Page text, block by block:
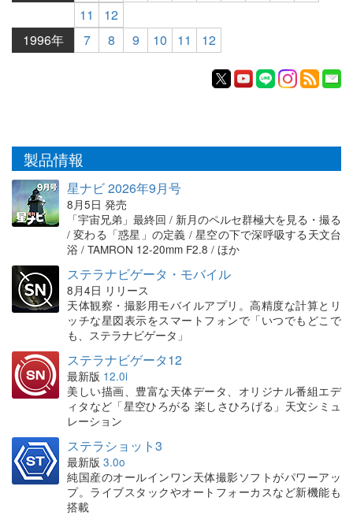
11
12
1996年
7 8 9 10 11 12
製品情報
星ナビ 2026年9月号
8月5日 発売
「宇宙兄弟」最終回 / 新月のペルセ群極大を見る・撮る
/ 変わる「惑星」の定義 / 星空の下で深呼吸する天文台
浴 / TAMRON 12-20mm F2.8 / ほか
ステラナビゲータ・モバイル
8月4日 リリース
天体観察・撮影用モバイルアプリ。高精度な計算とリ
ッチな星図表示をスマートフォンで「いつでもどこで
も、ステラナビゲータ」
ステラナビゲータ12
最新版 12.0i
美しい描画、豊富な天体データ、オリジナル番組エデ
ィタなど「星空ひろがる 楽しさひろげる」天文シミュ
レーション
ステラショット3
最新版 3.0o
純国産のオールインワン天体撮影ソフトがパワーアッ
プ。ライブスタックやオートフォーカスなど新機能も
搭載